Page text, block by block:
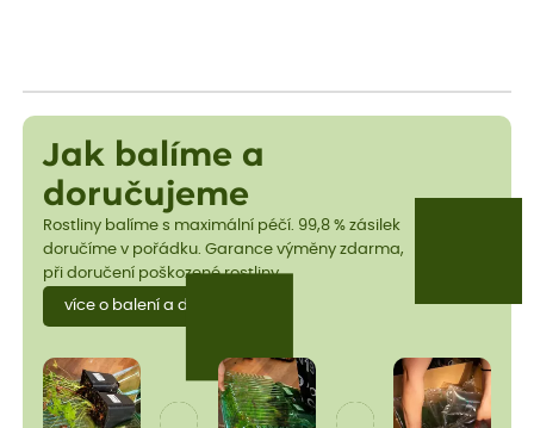
Jak balíme a
doručujeme
Rostliny balíme s maximální péčí. 99,8 % zásilek
doručíme v pořádku. Garance výměny zdarma,
při doručení poškozené rostliny.
více o balení a dopravě